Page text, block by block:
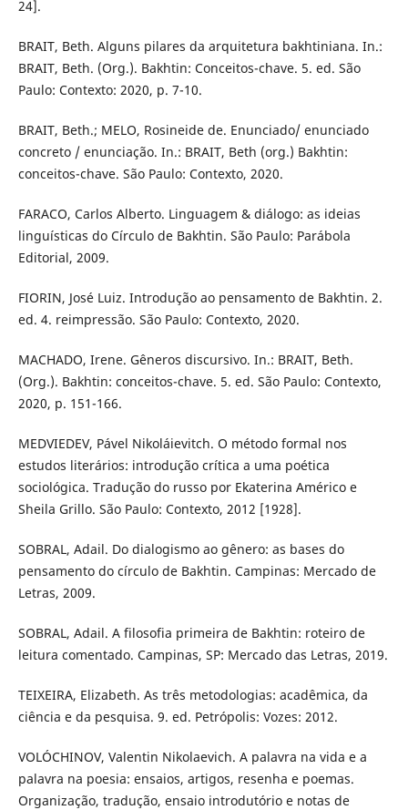
24].
BRAIT, Beth. Alguns pilares da arquitetura bakhtiniana. In.:
BRAIT, Beth. (Org.). Bakhtin: Conceitos-chave. 5. ed. São
Paulo: Contexto: 2020, p. 7-10.
BRAIT, Beth.; MELO, Rosineide de. Enunciado/ enunciado
concreto / enunciação. In.: BRAIT, Beth (org.) Bakhtin:
conceitos-chave. São Paulo: Contexto, 2020.
FARACO, Carlos Alberto. Linguagem & diálogo: as ideias
linguísticas do Círculo de Bakhtin. São Paulo: Parábola
Editorial, 2009.
FIORIN, José Luiz. Introdução ao pensamento de Bakhtin. 2.
ed. 4. reimpressão. São Paulo: Contexto, 2020.
MACHADO, Irene. Gêneros discursivo. In.: BRAIT, Beth.
(Org.). Bakhtin: conceitos-chave. 5. ed. São Paulo: Contexto,
2020, p. 151-166.
MEDVIEDEV, Pável Nikoláievitch. O método formal nos
estudos literários: introdução crítica a uma poética
sociológica. Tradução do russo por Ekaterina Américo e
Sheila Grillo. São Paulo: Contexto, 2012 [1928].
SOBRAL, Adail. Do dialogismo ao gênero: as bases do
pensamento do círculo de Bakhtin. Campinas: Mercado de
Letras, 2009.
SOBRAL, Adail. A filosofia primeira de Bakhtin: roteiro de
leitura comentado. Campinas, SP: Mercado das Letras, 2019.
TEIXEIRA, Elizabeth. As três metodologias: acadêmica, da
ciência e da pesquisa. 9. ed. Petrópolis: Vozes: 2012.
VOLÓCHINOV, Valentin Nikolaevich. A palavra na vida e a
palavra na poesia: ensaios, artigos, resenha e poemas.
Organização, tradução, ensaio introdutório e notas de